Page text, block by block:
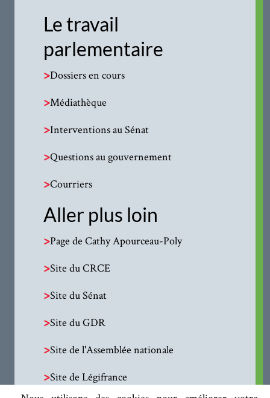
Le travail
parlementaire
>Dossiers en cours
>Médiathèque
>Interventions au Sénat
>Questions au gouvernement
>Courriers
Aller plus loin
>Page de Cathy Apourceau-Poly
>Site du CRCE
>Site du Sénat
>Site du GDR
>Site de l'Assemblée nationale
>Site de Légifrance